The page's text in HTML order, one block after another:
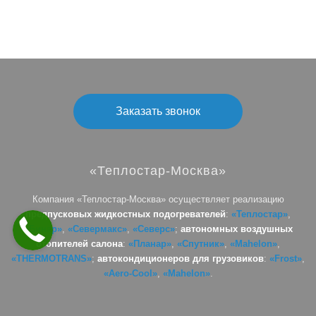
Заказать звонок
«Теплостар-Москва»
Компания «Теплостар-Москва» осуществляет реализацию
предпусковых жидкостных подогревателей: «Теплостар»,
«Бинар», «Севермакс», «Северс»; автономных воздушных
отопителей салона: «Планар», «Спутник», «Mahelon»,
«THERMOTRANS»; автокондиционеров для грузовиков: «Frost»,
«Aero-Cool», «Mahelon».